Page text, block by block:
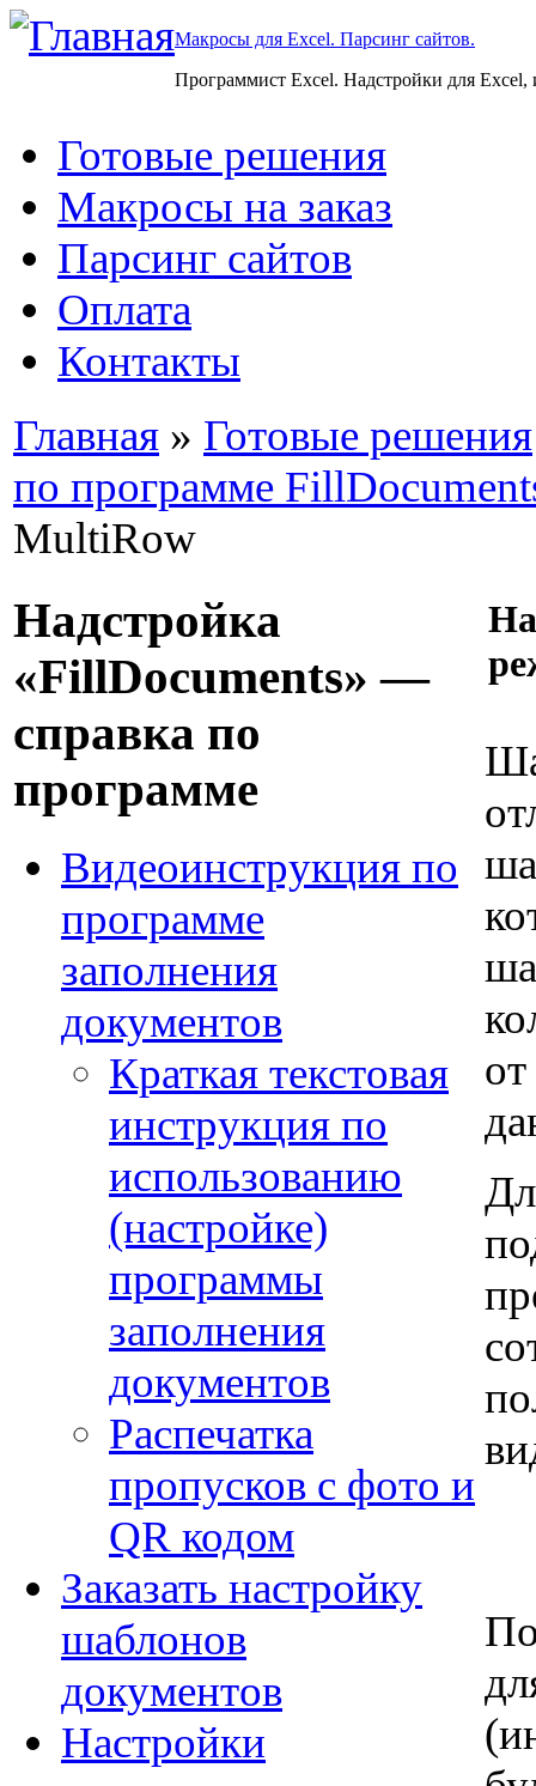
Макросы для Excel. Парсинг сайтов.
Программист Excel. Надстройки для Excel,
Готовые решения
Макросы на заказ
Парсинг сайтов
Оплата
Контакты
Главная » Готовые решения
по программе
MultiRow
Надстройка
«FillDocuments» —
справка по
программе
Видеоинструкция по
программе
заполнения
документов
Краткая текстовая
инструкция по
использованию
(настройке)
программы
заполнения
документов
Распечатка
пропусков с фото и
QR кодом
Заказать настройку
шаблонов
документов
Настройки